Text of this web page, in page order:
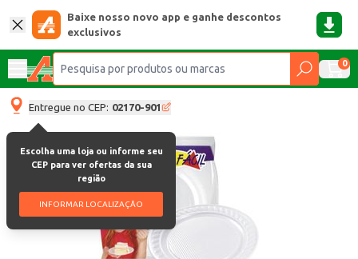
Baixe nosso novo app e ganhe descontos
exclusivos
0
Entregue no CEP: 02170-901
Escolha uma loja ou informe seu
CEP para ver ofertas da sua
região
INFORMAR LOCALIZAÇÃO